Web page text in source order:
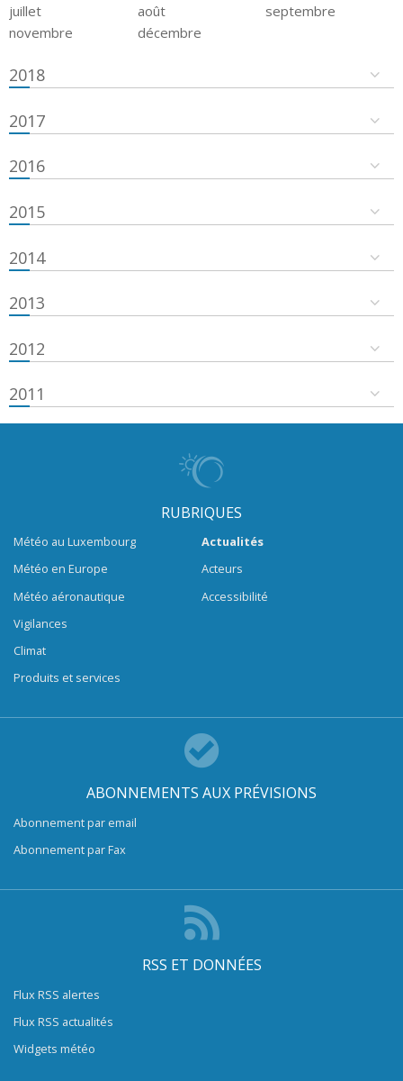
juillet
août
septembre
novembre
décembre
2018
2017
2016
2015
2014
2013
2012
2011
RUBRIQUES
Météo au Luxembourg
Météo en Europe
Météo aéronautique
Vigilances
Climat
Produits et services
Actualités
Acteurs
Accessibilité
ABONNEMENTS AUX PRÉVISIONS
Abonnement par email
Abonnement par Fax
RSS ET DONNÉES
Flux RSS alertes
Flux RSS actualités
Widgets météo